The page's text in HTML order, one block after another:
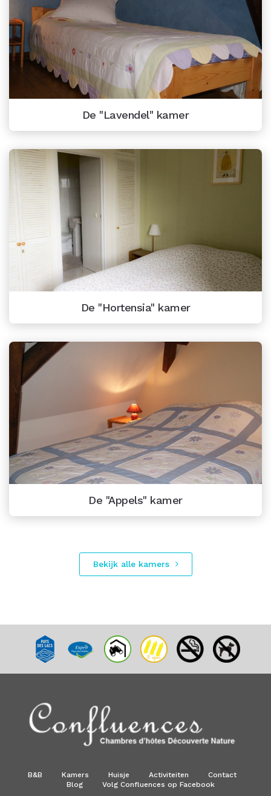
De "Lavendel" kamer
De "Hortensia" kamer
De "Appels" kamer
Bekijk alle kamers
B&B Kamers Huisje Activiteiten
Contact
Blog
Volg Confluences op Facebook